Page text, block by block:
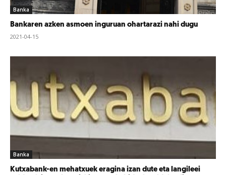
Banka
Bankaren azken asmoen inguruan ohartarazi nahi dugu
2021-04-15
Banka
Kutxabank-en mehatxuek eragina izan dute eta langileei